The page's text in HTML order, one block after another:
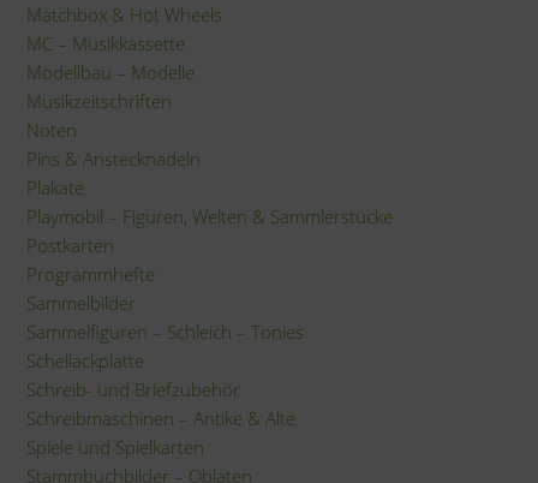
Matchbox & Hot Wheels
MC – Musikkassette
Modellbau – Modelle
Musikzeitschriften
Noten
Pins & Anstecknadeln
Plakate
Playmobil – Figuren, Welten & Sammlerstücke
Postkarten
Programmhefte
Sammelbilder
Sammelfiguren – Schleich – Tonies
Schellackplatte
Schreib- und Briefzubehör
Schreibmaschinen – Antike & Alte
Spiele und Spielkarten
Stammbuchbilder – Oblaten